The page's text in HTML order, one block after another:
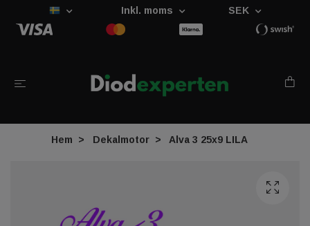
Inkl. moms SEK
Hem Dekalmotor Alva 3 25x9 LILA